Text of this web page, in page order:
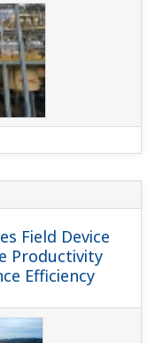
Field Device
Productivity
Efficiency